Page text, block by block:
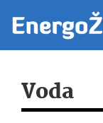
Voda